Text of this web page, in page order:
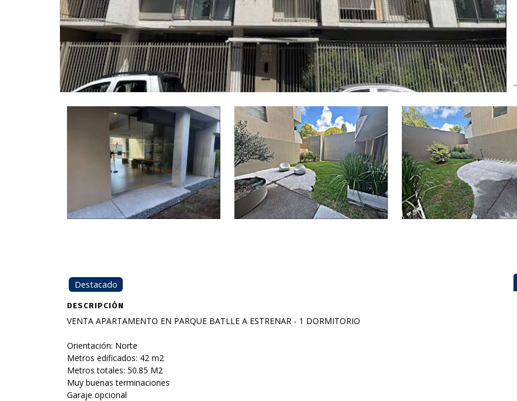
Destacado
DESCRIPCIÓN
VENTA APARTAMENTO EN PARQUE BATLLE A ESTRENAR - 1 DORMITORIO
Orientación: Norte
Metros edificados: 42 m2
Metros totales: 50.85 M2
Muy buenas terminaciones
Garaje opcional